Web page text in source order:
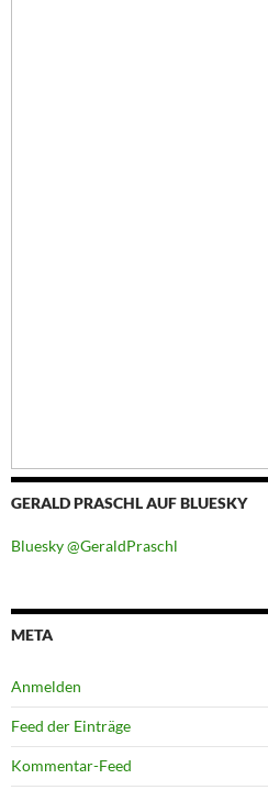
GERALD PRASCHL AUF BLUESKY
Bluesky @GeraldPraschl
META
Anmelden
Feed der Einträge
Kommentar-Feed